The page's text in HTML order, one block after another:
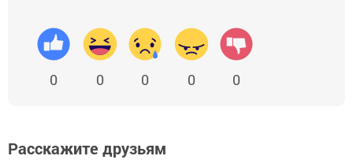
0 0 0 0 0
Расскажите друзьям